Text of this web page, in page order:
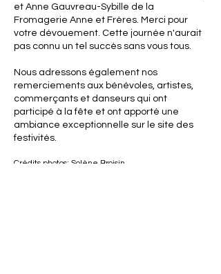
et Anne Gauvreau-Sybille de la
Fromagerie Anne et Frères. Merci pour
votre dévouement. Cette journée n'aurait
pas connu un tel succès sans vous tous.
Nous adressons également nos
remerciements aux bénévoles, artistes,
commerçants et danseurs qui ont
participé à la fête et ont apporté une
ambiance exceptionnelle sur le site des
festivités.
Crédits photos: Solène Broisin